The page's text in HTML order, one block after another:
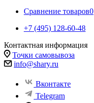
Сравнение товаров0
+7 (495) 128-60-48
Контактная информация
Точки самовывоза
info@shary.ru
Вконтакте
Telegram